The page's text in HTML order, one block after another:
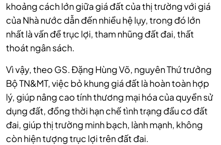
khoảng cách lớn giữa giá đất của thị trường với giá
của Nhà nước dẫn đến nhiều hệ lụy, trong đó lớn
nhất là vấn đề trục lợi, tham nhũng đất đai, thất
thoát ngân sách.
Vì vậy, theo GS. Đặng Hùng Võ, nguyên Thứ trưởng
Bộ TN&MT, việc bỏ khung giá đất là hoàn toàn hợp
lý, giúp nâng cao tính thương mại hóa của quyền sử
dụng đất, đồng thời hạn chế tình trạng đầu cơ đất
đai, giúp thị trường minh bạch, lành mạnh, không
còn hiện tượng trục lợi trên đất đai.